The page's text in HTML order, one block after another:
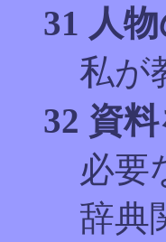
31 人
私が
32 資
必要
辞典